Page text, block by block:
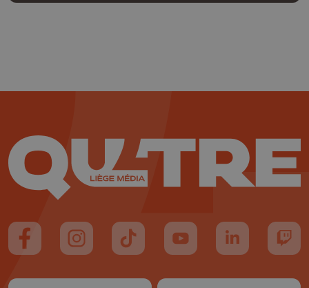
Suivez-nous sur FaceBook
Suivez-nous sur Instagram
Suivez-nous sur TikTok
Suivez-nous sur YouTube
Suivez-nous